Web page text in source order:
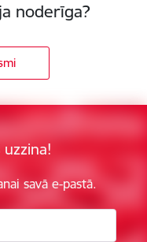
noderīga?
savā e-pastā.